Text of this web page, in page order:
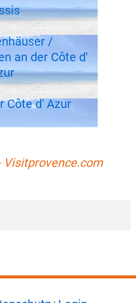
/
an der Côte d'
Côte d' Azur